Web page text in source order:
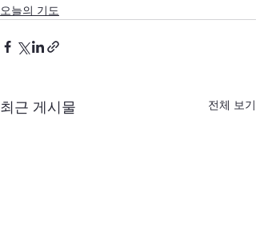
오늘의 기도
최근 게시물 전체 보기